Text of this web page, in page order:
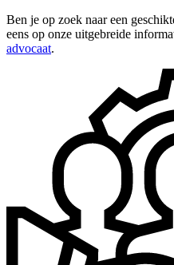
Ben je op zoek naar een
eens op onze uitgebreide
advocaat.